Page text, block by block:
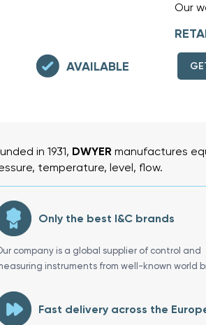
Our
AVAILABLE
in 1931, DWYER manufactures
temperature, level, flow.
Only the best I&C brands
company is a global supplier of control and
instruments from well-known world
Fast delivery across the